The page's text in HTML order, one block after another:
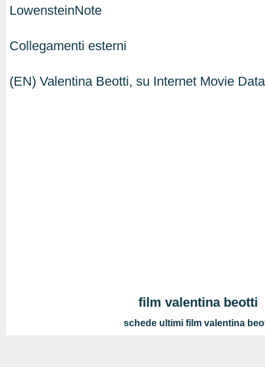
LowensteinNote
Collegamenti esterni
(EN) Valentina Beotti, su Internet Movie
film valentina beotti
schede ultimi film valentina